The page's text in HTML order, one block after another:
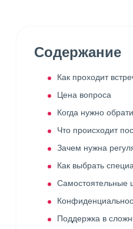
Содержание
Как проходит
Цена вопроса
Когда нужно
Что происходит
Зачем нужна
Как выбрать
Самостоятельные
Поддержка в